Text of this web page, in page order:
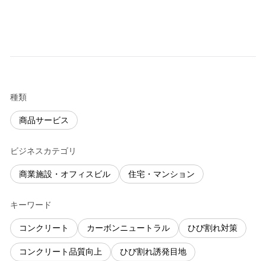
種類
商品サービス
ビジネスカテゴリ
商業施設・オフィスビル 住宅・マンション
キーワード
コンクリート カーボンニュートラル ひび割れ対策
コンクリート品質向上 ひび割れ誘発目地